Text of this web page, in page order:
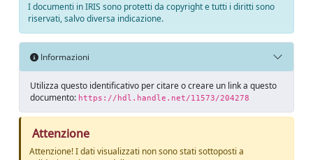
I documenti in IRIS sono protetti da copyright e tutti i diritti sono
riservati, salvo diversa indicazione.
Informazioni
Utilizza questo identificativo per citare o creare un link a questo
documento: https://hdl.handle.net/11573/204278
Attenzione
Attenzione! I dati visualizzati non sono stati sottoposti a